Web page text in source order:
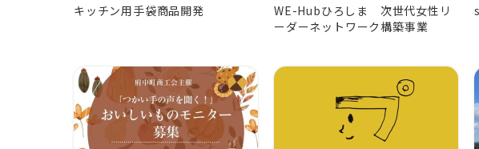
キッチン用手袋商品開発
WE-Hubひろしま 次世代女性リ
ーダーネットワーク構築事業